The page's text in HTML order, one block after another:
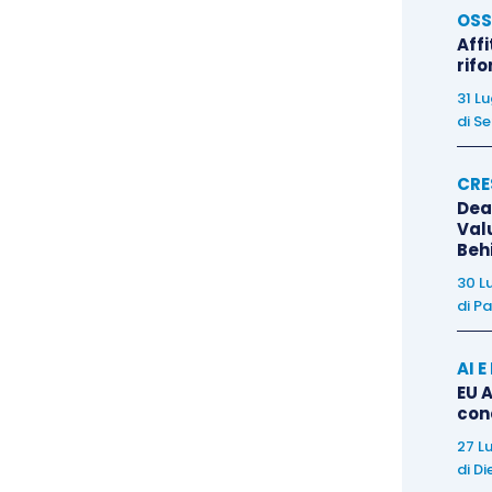
31
di
30
di
AI
EU
27
di